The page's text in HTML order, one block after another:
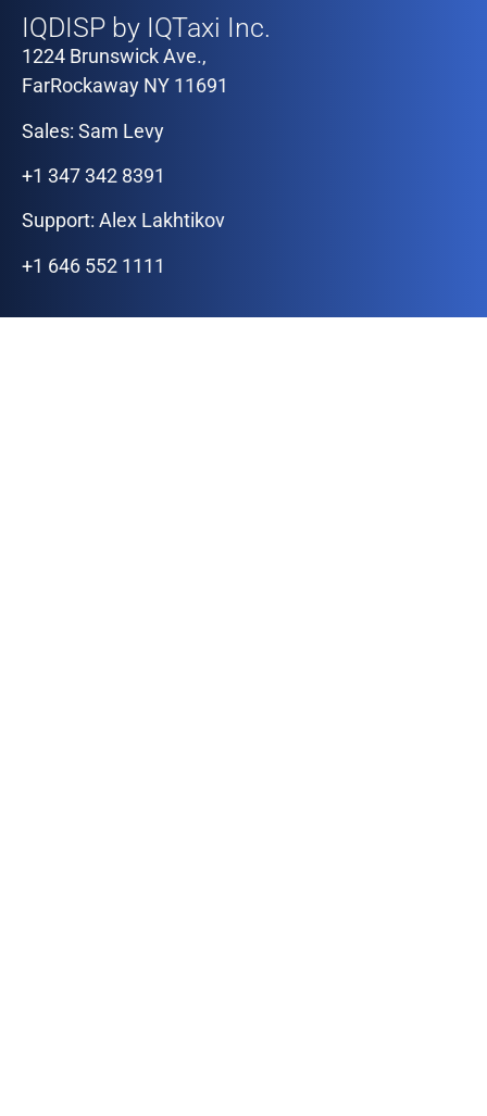
IQDISP by IQTaxi Inc.
1224 Brunswick Ave.,
FarRockaway NY 11691
Sales: Sam Levy
+1 347 342 8391
Support: Alex Lakhtikov
+1 646 552 1111